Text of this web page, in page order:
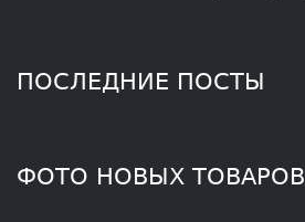
ПОСЛЕДНИЕ ПОСТЫ
ФОТО НОВЫХ ТОВАРОВ